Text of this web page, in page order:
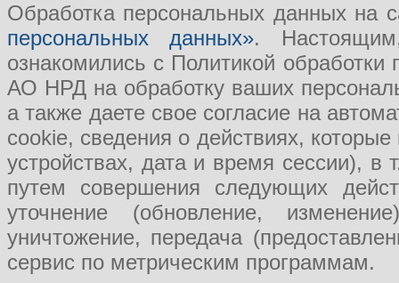
Обработка персональных данных на
персональных данных».
ознакомились с Политикой
АО НРД на обработку ваших
а также даете свое согласие на
cookie, сведения о действиях,
устройствах, дата и время сессии), в
путем совершения следующих
уточнение (обновление,
уничтожение, передача
сервис по метрическим программам.